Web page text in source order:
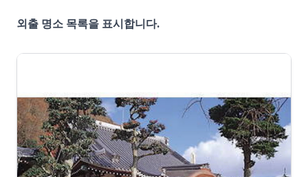
외출 명소 목록을 표시합니다.